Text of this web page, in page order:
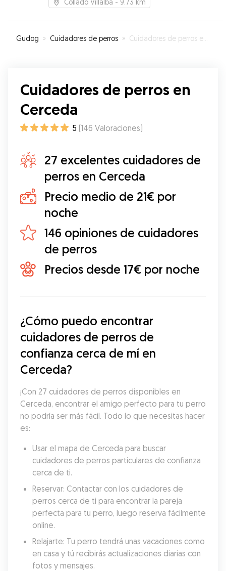
Collado Villalba - 9.73 km
Gudog » Cuidadores de perros » Cuidadores de perros en Cerceda
Cuidadores de perros en
Cerceda
5 (146 Valoraciones)
27 excelentes cuidadores de
perros en Cerceda
Precio medio de 21€ por
noche
146 opiniones de cuidadores
de perros
Precios desde 17€ por noche
¿Cómo puedo encontrar
cuidadores de perros de
confianza cerca de mí en
Cerceda?
¡Con 27 cuidadores de perros disponibles en
Cerceda, encontrar el amigo perfecto para tu perro
no podría ser más fácil. Todo lo que necesitas hacer
es:
Usar el mapa de Cerceda para buscar
cuidadores de perros particulares de confianza
cerca de ti.
Reservar: Contactar con los cuidadores de
perros cerca de ti para encontrar la pareja
perfecta para tu perro, luego reserva fácilmente
online.
Relajarte: Tu perro tendrá unas vacaciones como
en casa y tú recibirás actualizaciones diarias con
fotos y mensajes.